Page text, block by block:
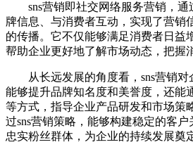
sns营销即社交网络服务营销，通
牌信息、与消费者互动，实现了营销
的传播。它不仅能够满足消费者日益
帮助企业更好地了解市场动态，把握
从长远发展的角度看，sns营销对
能够提升品牌知名度和美誉度，还能
等方式，指导企业产品研发和市场策
过sns营销策略，能够构建稳定的客
忠实粉丝群体，为企业的持续发展奠